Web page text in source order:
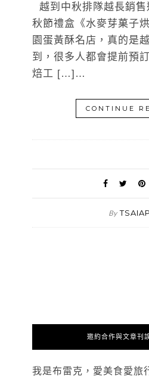
越到中秋排隊越長銷
秋節禮盒《水麥芽菓子
園蛋黃酥名店，真的是
到，很多人都會提前預
焙工 […]…
CONTINUE
By
邀約合作與文章刊
我是布雷克，愛美食愛旅